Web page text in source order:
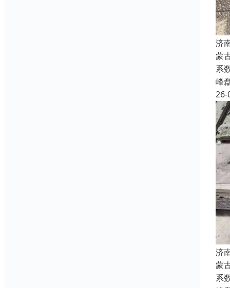
济
蒙
系
峰
26-
济
蒙
系